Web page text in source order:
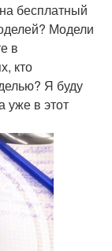
бесплатный
Модели
в
кто
Я буду
уже в этот